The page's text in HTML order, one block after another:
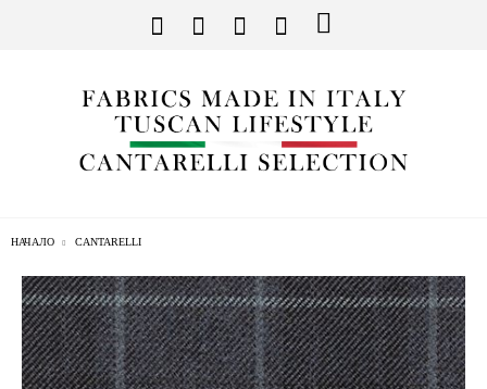
НАЧАЛО CANTARELLI